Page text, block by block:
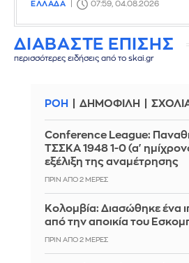
ΕΛΛΑΔΑ 07:59, 04.08.2026
ΔΙΑΒΑΣΤΕ ΕΠΙΣΗΣ
περισσότερες ειδήσεις από το skai.gr
ΡΟΗ ΔΗΜΟΦΙΛΗ
Conference League:
ΤΣΣΚΑ 1948 1-0 (α'
εξέλιξη της αναμέτρησης
ΠΡΙΝ ΑΠΌ 2 ΜΈΡΕΣ
Κολομβία: Διασώθηκε ένα
από την αποικία του
ΠΡΙΝ ΑΠΌ 2 ΜΈΡΕΣ